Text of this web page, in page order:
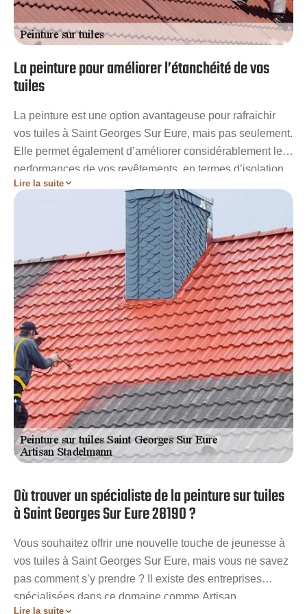
La peinture pour améliorer l’étanchéité de vos
tuiles
La peinture est une option avantageuse pour rafraichir
vos tuiles à Saint Georges Sur Eure, mais pas seulement.
Elle permet également d’améliorer considérablement les
performances de vos revêtements, en termes d’isolation
et d’étanchéité. Les peintures spécialisées pour les tuiles
permettent de rendre complètement étanches vos
revêtements. Elles limitent et empêchent la récidive des
mousses et lichens. Pareillement, elles améliorent et
renforcent l’isolation thermique de votre couverture. Pour
éviter toutes sortes d’erreurs, laissez aux mains d’un
professionnel comme notre établissement Artisan
Stadelmann le soin de peindre ou repeindre vos tuiles à
Saint Georges Sur Eure 28190.
Lire la suite
Où trouver un spécialiste de la peinture sur tuiles
à Saint Georges Sur Eure 28190 ?
Vous souhaitez offrir une nouvelle touche de jeunesse à
vos tuiles à Saint Georges Sur Eure, mais vous ne savez
pas comment s’y prendre ? Il existe des entreprises
spécialisées dans ce domaine comme Artisan
Lire la suite